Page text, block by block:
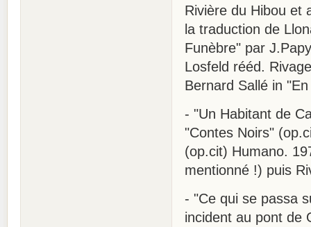
Rivière du Hibou et
la traduction de
Funèbre" par
Losfeld rééd.
Bernard Sallé in
- "Un Habitant de
"Contes Noirs"
(op.cit) Humano.
mentionné !) puis
- "Ce qui se passa
incident au pont de